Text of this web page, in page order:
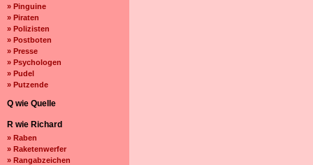
» Pinguine
» Piraten
» Polizisten
» Postboten
» Presse
» Psychologen
» Pudel
» Putzende
Q wie Quelle
R wie Richard
» Raben
» Raketenwerfer
» Rangabzeichen